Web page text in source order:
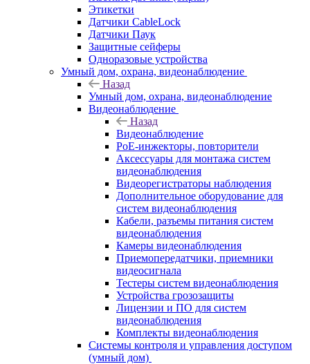
Этикетки
Датчики CableLock
Датчики Паук
Защитные сейферы
Одноразовые устройства
Умный дом, охрана, видеонаблюдение
Назад
Умный дом, охрана, видеонаблюдение
Видеонаблюдение
Назад
Видеонаблюдение
PoE-инжекторы, повторители
Аксессуары для монтажа систем
видеонаблюдения
Видеорегистраторы наблюдения
Дополнительное оборудование для
систем видеонаблюдения
Кабели, разъемы питания систем
видеонаблюдения
Камеры видеонаблюдения
Приемопередатчики, приемники
видеосигнала
Тестеры систем видеонаблюдения
Устройства грозозащиты
Лицензии и ПО для систем
видеонаблюдения
Комплекты видеонаблюдения
Системы контроля и управления доступом
(умный дом)